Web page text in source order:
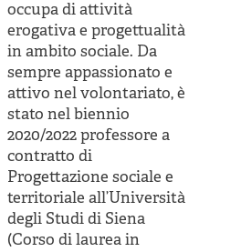
occupa di attività
erogativa e progettualità
in ambito sociale. Da
sempre appassionato e
attivo nel volontariato, è
stato nel biennio
2020/2022 professore a
contratto di
Progettazione sociale e
territoriale all’Università
degli Studi di Siena
(Corso di laurea in